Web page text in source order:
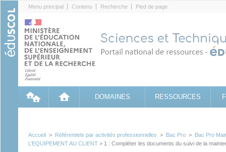
Menu principal Contenu Recherche Pied de page
DOMAINES RESSOURCES
Accueil > Référentiels par activités professionnelles > Bac Pro > Bac Pro
L’EQUIPEMENT AU CLIENT > 1 : Compléter les documents du suivi de la